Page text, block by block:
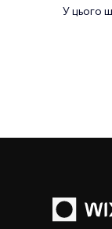
У цього